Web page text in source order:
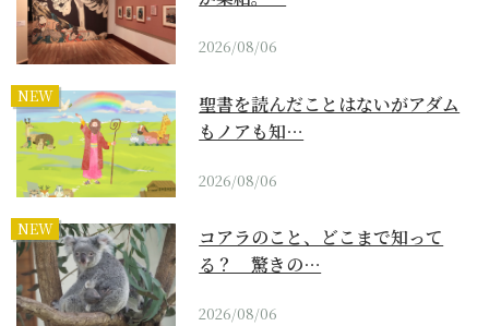
2026/08/06
NEW
聖書を読んだことはないがアダム
もノアも知…
2026/08/06
NEW
コアラのこと、どこまで知って
る？ 驚きの…
2026/08/06